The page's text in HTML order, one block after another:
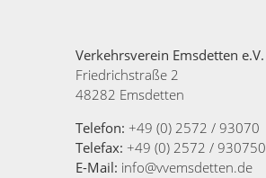
Verkehrsverein Emsdetten e.V.
Friedrichstraße 2
48282 Emsdetten
Telefon: +49 (0) 2572 / 93070
Telefax: +49 (0) 2572 / 930750
E-Mail: info@vvemsdetten.de